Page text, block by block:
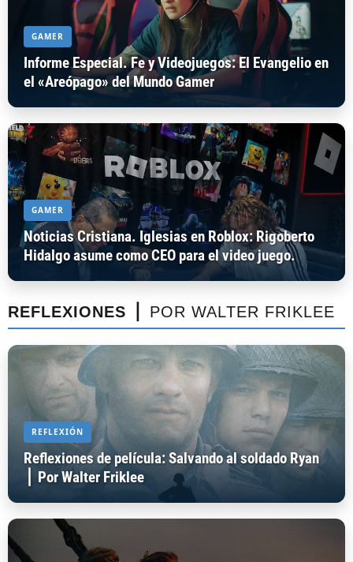
GAMER
Informe Especial. Fe y Videojuegos: El Evangelio en
el «Areópago» del Mundo Gamer
GAMER
Noticias Cristiana. Iglesias en Roblox: Rigoberto
Hidalgo asume como CEO para el video juego.
REFLEXIONES ⎪ POR WALTER FRIKLEE
REFLEXIÓN
Reflexiones de película: Salvando al soldado Ryan
⎪ Por Walter Friklee